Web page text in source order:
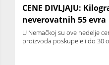
CENE DIVLJAJU:
neverovatnih 55 evra
U Nemačkoj su ove nedelje
proizvoda poskupele i do 30